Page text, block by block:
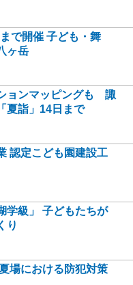
で開催 子ども・舞
ヶ岳
ョンマッピングも 諏
夏詣」14日まで
認定こども園建設工
学級」 子どもたちが
り
場における防犯対策